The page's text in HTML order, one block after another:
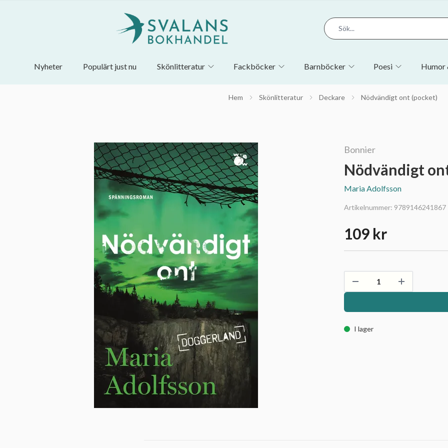
Nyheter Populärt just nu Skönlitteratur Fackböcker Barnböcker Poesi Humor
Hem Skönlitteratur Deckare Nödvändigt ont (pocket)
Bonnier
Nödvändigt
Maria Adolfsson
Artikelnummer: 9789146241867
109 kr
I lager